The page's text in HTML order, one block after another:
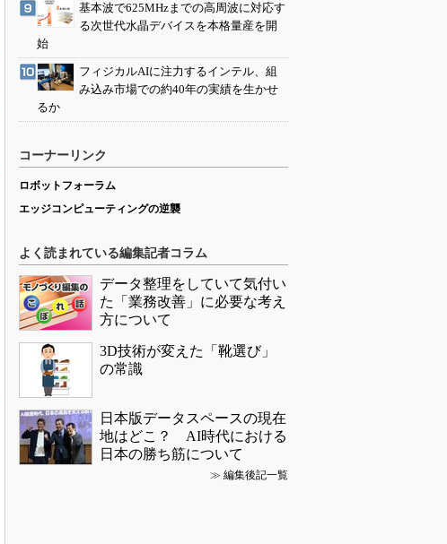
基本波で625MHzまでの高周波に対応す
る次世代水晶デバイスを本格量産を開
始
フィジカルAIに注力するインテル、組
み込み市場での約40年の実績を生かせ
るか
コーナーリンク
ロボットフォーラム
エッジコンピューティングの逆襲
よく読まれている編集記者コラム
データ整理をしていて気付い
た「業務改善」に必要な考え
方について
3D技術が変えた「靴選び」
の常識
日本版データスペースの現在
地はどこ？ AI時代における
日本の勝ち筋について
≫ 編集後記一覧